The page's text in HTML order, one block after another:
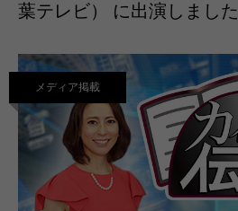
葉テレビ） に出演しました
メディア掲載